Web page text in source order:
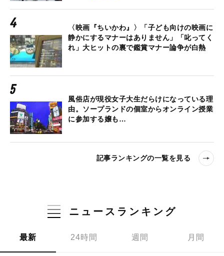
〈映画『ちいかわ』〉「子ども向けの映画に
静かにするマナーはありません」「叱ってく
れ」大ヒットの裏で鑑賞マナー論争が白熱
風俗店が現役女子大生だらけになっている理
由。ソープランドの個室からオンライン授業
に参加する嬢も…
記事ランキングの一覧を見る
ニュースランキング
最新 24時間 週間 月間